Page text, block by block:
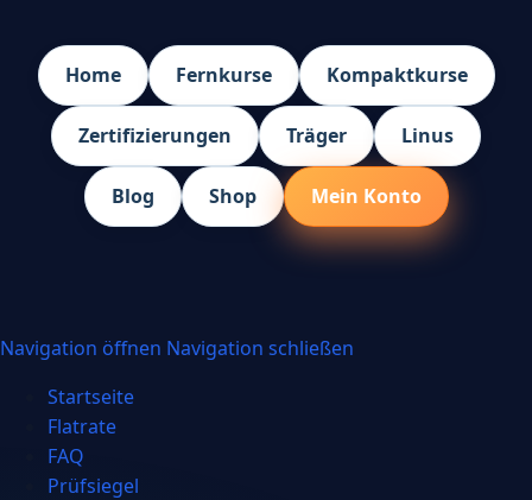
Home Fernkurse Kompaktkurse
Zertifizierungen Träger Linus
Blog Shop Mein Konto
Navigation öffnen Navigation schließen
Startseite
Flatrate
FAQ
Prüfsiegel